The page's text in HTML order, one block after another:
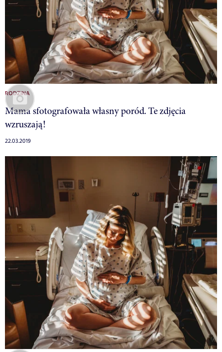
RODZINA
Mama sfotografowała własny poród. Te zdjęcia
wzruszają!
22.03.2019